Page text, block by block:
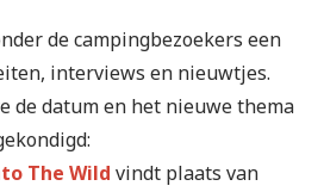
de campingbezoekers een
interviews en nieuwtjes.
de datum en het nieuwe thema
The Wild vindt plaats van